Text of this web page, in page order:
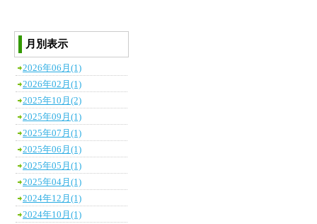
月別表示
2026年06月(1)
2026年02月(1)
2025年10月(2)
2025年09月(1)
2025年07月(1)
2025年06月(1)
2025年05月(1)
2025年04月(1)
2024年12月(1)
2024年10月(1)